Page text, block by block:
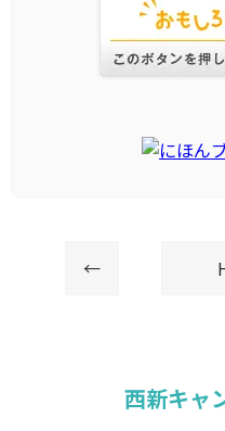
←
西新キャ